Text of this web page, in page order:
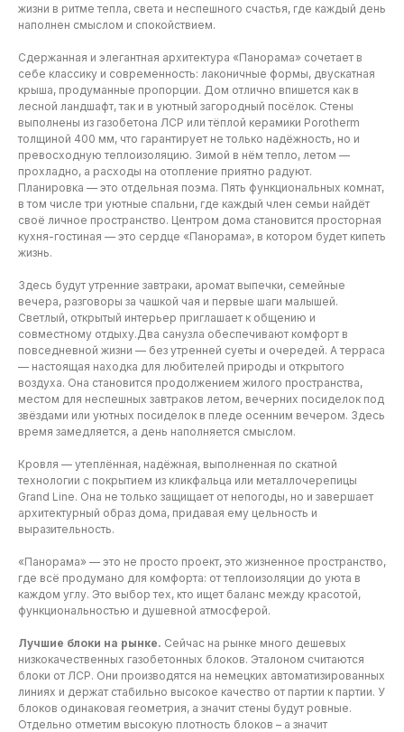
жизни в ритме тепла, света и неспешного счастья, где каждый день
наполнен смыслом и спокойствием.
Сдержанная и элегантная архитектура «Панорама» сочетает в
себе классику и современность: лаконичные формы, двускатная
крыша, продуманные пропорции. Дом отлично впишется как в
лесной ландшафт, так и в уютный загородный посёлок. Стены
выполнены из газобетона ЛСР или тёплой керамики Porotherm
толщиной 400 мм, что гарантирует не только надёжность, но и
превосходную теплоизоляцию. Зимой в нём тепло, летом —
прохладно, а расходы на отопление приятно радуют.
Планировка — это отдельная поэма. Пять функциональных комнат,
в том числе три уютные спальни, где каждый член семьи найдёт
своё личное пространство. Центром дома становится просторная
кухня-гостиная — это сердце «Панорама», в котором будет кипеть
жизнь.
Здесь будут утренние завтраки, аромат выпечки, семейные
вечера, разговоры за чашкой чая и первые шаги малышей.
Светлый, открытый интерьер приглашает к общению и
совместному отдыху.Два санузла обеспечивают комфорт в
повседневной жизни — без утренней суеты и очередей. А терраса
— настоящая находка для любителей природы и открытого
воздуха. Она становится продолжением жилого пространства,
местом для неспешных завтраков летом, вечерних посиделок под
звёздами или уютных посиделок в пледе осенним вечером. Здесь
время замедляется, а день наполняется смыслом.
Кровля — утеплённая, надёжная, выполненная по скатной
технологии с покрытием из кликфальца или металлочерепицы
Grand Line. Она не только защищает от непогоды, но и завершает
архитектурный образ дома, придавая ему цельность и
выразительность.
«Панорама» — это не просто проект, это жизненное пространство,
где всё продумано для комфорта: от теплоизоляции до уюта в
каждом углу. Это выбор тех, кто ищет баланс между красотой,
функциональностью и душевной атмосферой.
Лучшие блоки на рынке. Сейчас на рынке много дешевых
низкокачественных газобетонных блоков. Эталоном считаются
блоки от ЛСР. Они производятся на немецких автоматизированных
линиях и держат стабильно высокое качество от партии к партии. У
блоков одинаковая геометрия, а значит стены будут ровные.
Отдельно отметим высокую плотность блоков – а значит